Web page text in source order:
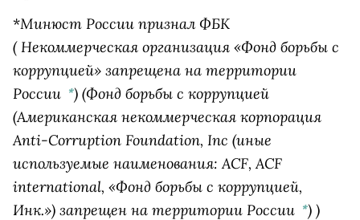
*Минюст России признал ФБК
( Некоммерческая организация «Фонд борьбы с
коррупцией» запрещена на территории
России *) (Фонд борьбы с коррупцией
(Американская некоммерческая корпорация
Anti-Corruption Foundation, Inc (иные
используемые наименования: ACF, ACF
international, «Фонд борьбы с коррупцией,
Инк.») запрещен на территории России *) )